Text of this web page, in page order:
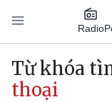
Nhảy đến nội dung
Radio
Main
Từ khóa
thoại